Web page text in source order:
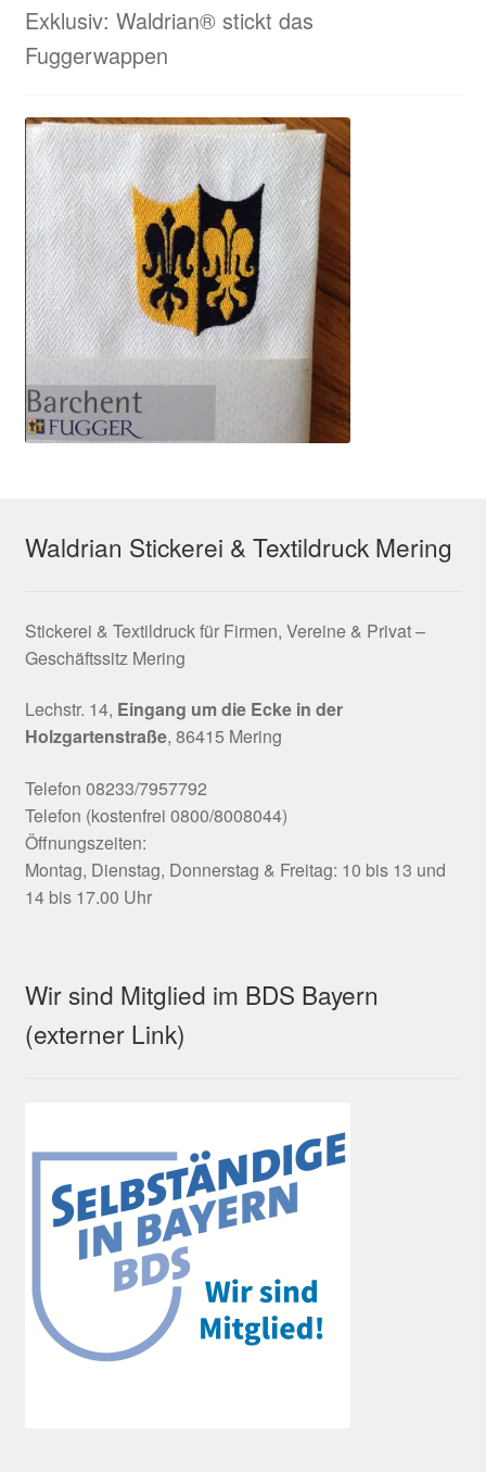
Exklusiv: Waldrian® stickt das
Fuggerwappen
Waldrian Stickerei & Textildruck Mering
Stickerei & Textildruck für Firmen, Vereine & Privat –
Geschäftssitz Mering
Lechstr. 14, Eingang um die Ecke in der
Holzgartenstraße, 86415 Mering
Telefon 08233/7957792
Telefon (kostenfrei 0800/8008044)
Öffnungszeiten:
Montag, Dienstag, Donnerstag & Freitag: 10 bis 13 und
14 bis 17.00 Uhr
Wir sind Mitglied im BDS Bayern
(externer Link)